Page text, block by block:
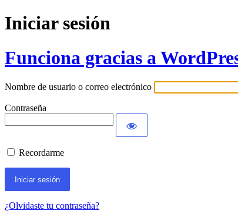
Iniciar sesión
Funciona gracias a
Nombre de usuario o correo electrónico
Contraseña
Recordarme
¿Olvidaste tu contraseña?